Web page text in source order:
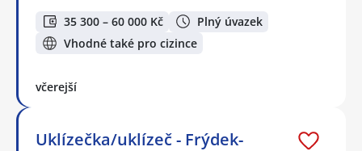
35 300 – 60 000 Kč
Plný úvazek
Vhodné také pro cizince
včerejší
Uklízečka/uklízeč - Frýdek-